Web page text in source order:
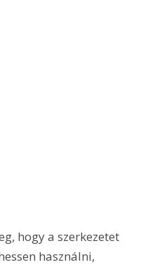
hogy a szerkezetet
használni,